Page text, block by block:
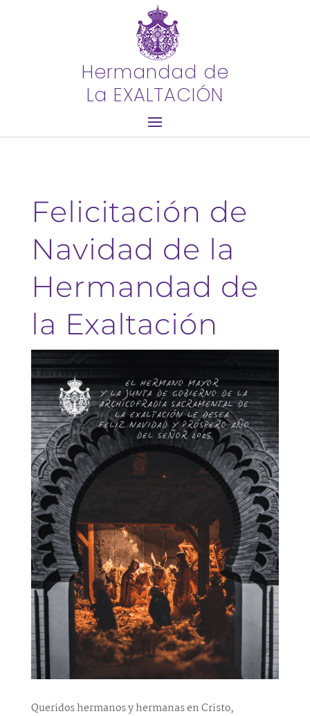
Hermandad de
La EXALTACIÓN
Felicitación de
Navidad de la
Hermandad de
la Exaltación
Queridos hermanos y hermanas en Cristo,